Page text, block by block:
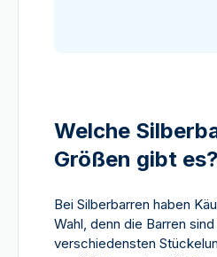
Welche
Größen gibt es?
Bei Silberbarren haben
Wahl, denn die Barren
verschiedensten